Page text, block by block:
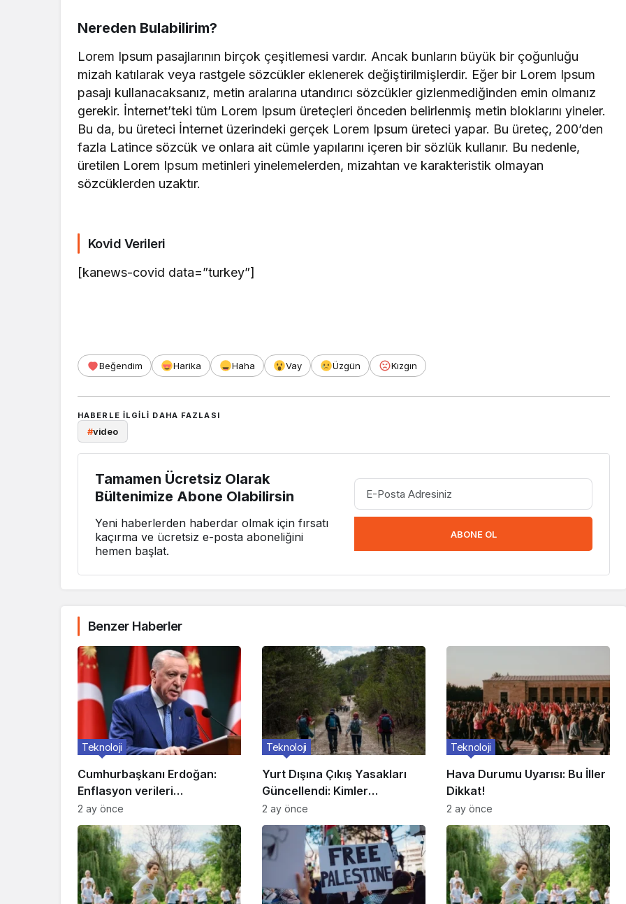
Nereden Bulabilirim?
Lorem Ipsum pasajlarının birçok çeşitlemesi vardır. Ancak bunların büyük bir çoğunluğu
mizah katılarak veya rastgele sözcükler eklenerek değiştirilmişlerdir. Eğer bir Lorem Ipsum
pasajı kullanacaksanız, metin aralarına utandırıcı sözcükler gizlenmediğinden emin olmanız
gerekir. İnternet’teki tüm Lorem Ipsum üreteçleri önceden belirlenmiş metin bloklarını yineler.
Bu da, bu üreteci İnternet üzerindeki gerçek Lorem Ipsum üreteci yapar. Bu üreteç, 200’den
fazla Latince sözcük ve onlara ait cümle yapılarını içeren bir sözlük kullanır. Bu nedenle,
üretilen Lorem Ipsum metinleri yinelemelerden, mizahtan ve karakteristik olmayan
sözcüklerden uzaktır.
Kovid Verileri
[kanews-covid data=”turkey”]
Beğendim Harika Haha Vay Üzgün Kızgın
HABERLE ILGILI DAHA FAZLASI
#video
Tamamen Ücretsiz Olarak
Bültenimize Abone Olabilirsin
Yeni haberlerden haberdar olmak için fırsatı
kaçırma ve ücretsiz e-posta aboneliğini
hemen başlat.
ABONE OL
Benzer Haberler
Cumhurbaşkanı Erdoğan:
Enflasyon verileri
umutlarımızı artırdı
Teknoloji
2 ay önce
Yurt Dışına Çıkış Yasakları
Güncellendi: Kimler
Etkileniyor?
Teknoloji
2 ay önce
Hava Durumu Uyarısı: Bu İller
Dikkat!
Teknoloji
2 ay önce